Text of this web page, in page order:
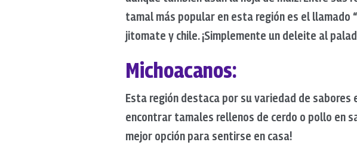
tamal más popular en esta región es el llamado
jitomate y chile. ¡Simplemente un deleite al
Michoacanos:
Esta región destaca por su variedad de sabores
encontrar tamales rellenos de cerdo o pollo en
mejor opción para sentirse en casa!